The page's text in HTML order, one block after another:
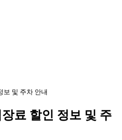
보 및 주차 안내
료 할인 정보 및 주